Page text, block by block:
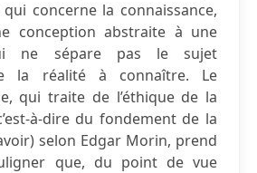
concerne la connaissance,
conception abstraite à une
ne sépare pas le sujet
la réalité à connaître. Le
qui traite de l’éthique de la
à-dire du fondement de la
selon Edgar Morin, prend
que, du point de vue